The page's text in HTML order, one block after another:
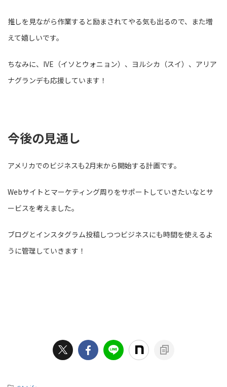
推しを見ながら作業すると励まされてやる気も出るので、また増
えて嬉しいです。
ちなみに、IVE（イソとウォニョン）、ヨルシカ（スイ）、アリア
ナグランデも応援しています！
今後の見通し
アメリカでのビジネスも2月末から開始する計画です。
Webサイトとマーケティング周りをサポートしていきたいなとサ
ービスを考えました。
ブログとインスタグラム投稿しつつビジネスにも時間を使えるよ
うに管理していきます！